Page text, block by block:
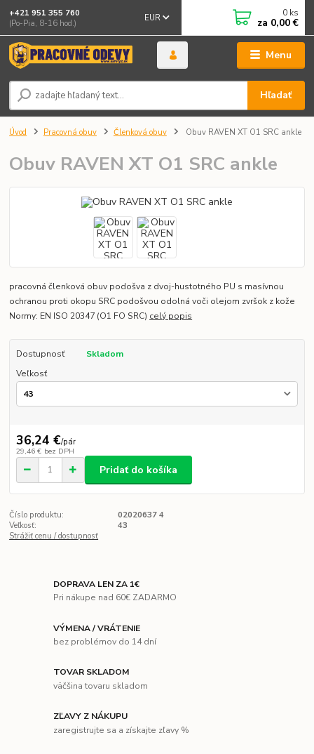
Menu
EUR
Hľadať
+421 951 355 760
(Po-Pia, 8-16 hod.)
0 ks
za 0,00 €
Úvod Pracovná obuv Členková obuv Obuv RAVEN XT O1 SRC ankle
Obuv RAVEN XT O1 SRC ankle
pracovná členková obuv podošva z dvoj-hustotného PU s masívnou
ochranou proti okopu SRC podošvou odolná voči olejom zvršok z kože
Normy: EN ISO 20347 (O1 FO SRC) celý popis
Dostupnosť
Skladom
Veľkosť
36,24 €/pár
29,46 € bez DPH
Pridať do košíka
Číslo produktu:
02020637 4
Veľkosť:
43
Strážiť cenu / dostupnosť
DOPRAVA LEN ZA 1€
Pri nákupe nad 60€ ZADARMO
VÝMENA / VRÁTENIE
bez problémov do 14 dní
TOVAR SKLADOM
väčšina tovaru skladom
ZĽAVY Z NÁKUPU
zaregistrujte sa a získajte zľavy %